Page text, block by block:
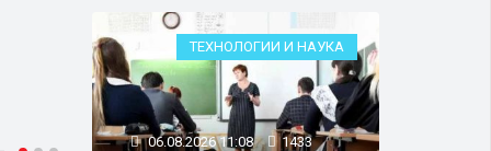
ТЕХНОЛОГИИ И НАУКА
06.08.2026 11:08 1433